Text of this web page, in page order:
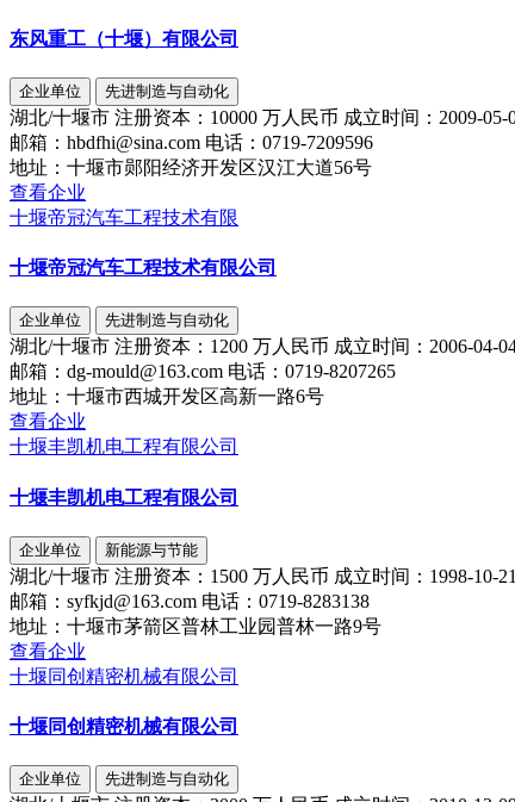
东风重工（十堰）有限公司
企业单位 先进制造与自动化
湖北/十堰市 注册资本： 10000 万人民币 成立时间： 2009-05-
邮箱： hbdfhi@sina.com 电话： 0719-7209596
地址： 十堰市郧阳经济开发区汉江大道56号
查看企业
十堰帝冠汽车工程技术有限
十堰帝冠汽车工程技术有限公司
企业单位 先进制造与自动化
湖北/十堰市 注册资本： 1200 万人民币 成立时间： 2006-04-
邮箱： dg-mould@163.com 电话： 0719-8207265
地址： 十堰市西城开发区高新一路6号
查看企业
十堰丰凯机电工程有限公司
十堰丰凯机电工程有限公司
企业单位 新能源与节能
湖北/十堰市 注册资本： 1500 万人民币 成立时间： 1998-10-21
邮箱： syfkjd@163.com 电话： 0719-8283138
地址： 十堰市茅箭区普林工业园普林一路9号
查看企业
十堰同创精密机械有限公司
十堰同创精密机械有限公司
企业单位 先进制造与自动化